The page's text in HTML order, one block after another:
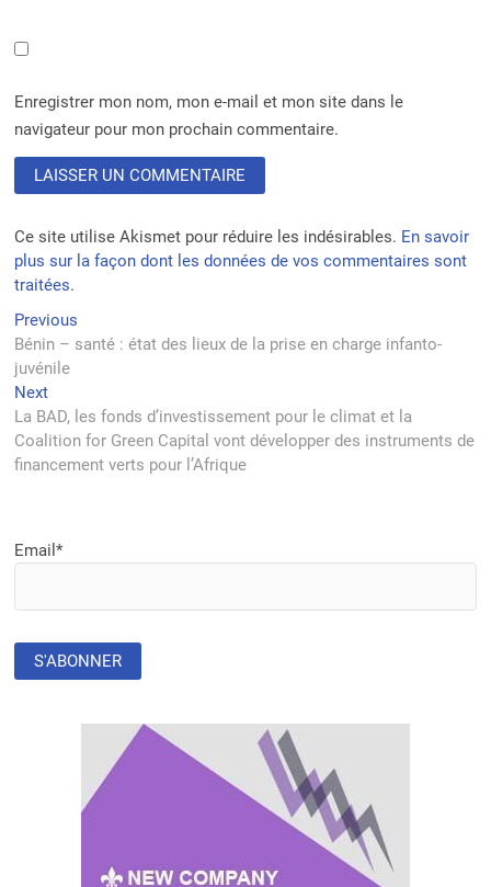
Enregistrer mon nom, mon e-mail et mon site dans le
navigateur pour mon prochain commentaire.
Ce site utilise Akismet pour réduire les indésirables. En savoir
plus sur la façon dont les données de vos commentaires sont
traitées.
Navigation
de
l’article
Previous
post:
Bénin – santé : état des lieux de la prise en charge infanto-
juvénile
NextNext
post:
La BAD, les fonds d’investissement pour le climat et la
Coalition for Green Capital vont développer des instruments de
financement verts pour l’Afrique
Email*